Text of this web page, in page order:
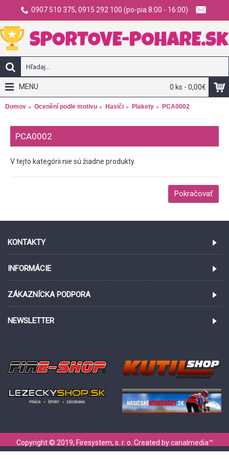
0907 510 375, 0915 292 100 (po-pia 8:00 - 16:00)
0 ks - 0,00€
MENU
Domov Ocenění podle motivu Hasiči Plakety PCA0002
PCA0002
V tejto kategórii nie sú žiadne produkty.
Pokračovať
KONTAKTY
INFORMÁCIE
ZÁKAZNÍCKA PODPORA
NEWSLETTER
Copyright © 2019, Firesystem, s. r. o. Created bycanalmedia™